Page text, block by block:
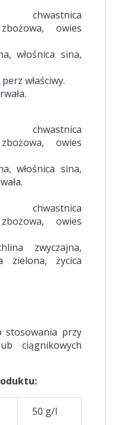
chwastnica
owies
włośnica sina,
właściwy.
chwastnica
owies
włośnica sina,
chwastnica
owies
zwyczajna,
zielona, życica
stosowania przy
ciągnikowych
50 g/l